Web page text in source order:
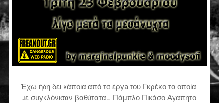
Έχω ήδη δει κάποια από τα έργa του Γκρέκο τα οποία
με συγκλόνισαν βαθύτατα… Πάμπλο Πικάσο Αγαπητοί